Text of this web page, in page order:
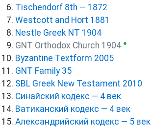
Tischendorf 8th — 1872
Westcott and Hort 1881
Nestle Greek NT 1904
GNT Orthodox Church 1904 ●
Byzantine Textform 2005
GNT Family 35
SBL Greek New Testament 2010
Синайский кодекс — 4 век
Ватиканский кодекс — 4 век
Александрийский кодекс — 5 век